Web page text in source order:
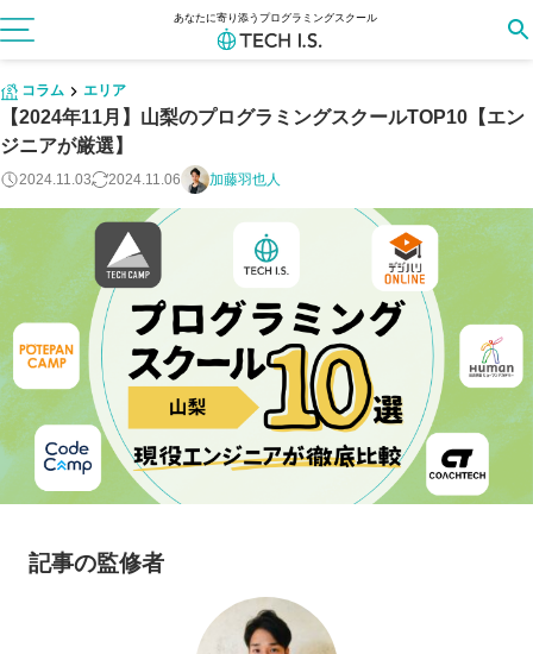
あなたに寄り添うプログラミングスクール
コラム エリア
【2024年11月】山梨のプログラミングスクールTOP10【エン
ジニアが厳選】
2024.11.03 2024.11.06 加藤羽也人
記事の監修者